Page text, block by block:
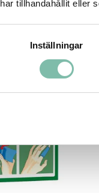
tillhandahållit eller
Inställningar